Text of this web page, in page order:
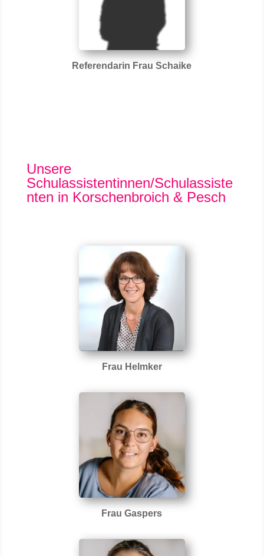
Referendarin Frau Schaike
Unsere
Schulassistentinnen/Schulassiste
nten in Korschenbroich & Pesch
Frau Helmker
Frau Gaspers